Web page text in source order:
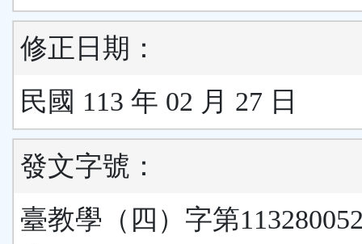
修正日期：
民國 113 年 02 月 27 日
發文字號：
臺教學（四）字第